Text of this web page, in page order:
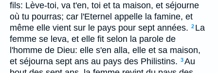
fils: Lève-toi, va t'en, toi et ta maison, et séjourne
où tu pourras; car l'Eternel appelle la famine, et
même elle vient sur le pays pour sept années. 2 La
femme se leva, et elle fit selon la parole de
l'homme de Dieu: elle s'en alla, elle et sa maison,
et séjourna sept ans au pays des Philistins. 3Au